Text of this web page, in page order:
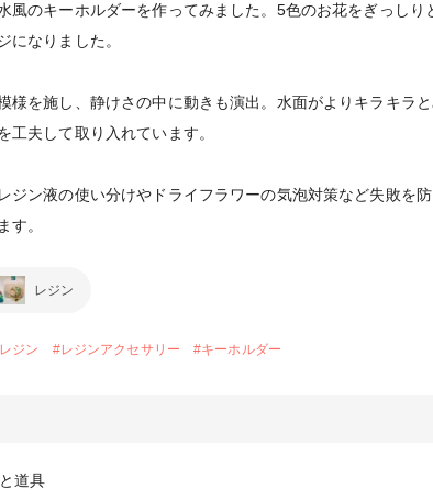
風のキーホルダーを作ってみました。5色のお花をぎっしり
になりました。
様を施し、静けさの中に動きも演出。水面がよりキラキラ
工夫して取り入れています。
ジン液の使い分けやドライフラワーの気泡対策など失敗を
す。
レジン
レジン #レジンアクセサリー #キーホルダー
道具